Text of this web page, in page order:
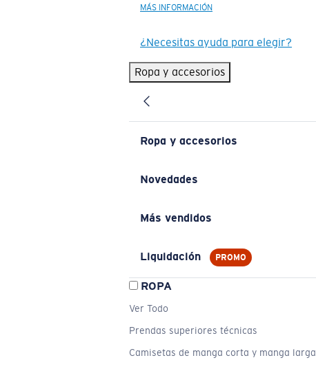
MÁS INFORMACIÓN
¿Necesitas ayuda para elegir?
Ropa y accesorios
Ropa y accesorios
Novedades
Más vendidos
Liquidación PROMO
ROPA
Ver Todo
Prendas superiores técnicas
Camisetas de manga corta y manga larga